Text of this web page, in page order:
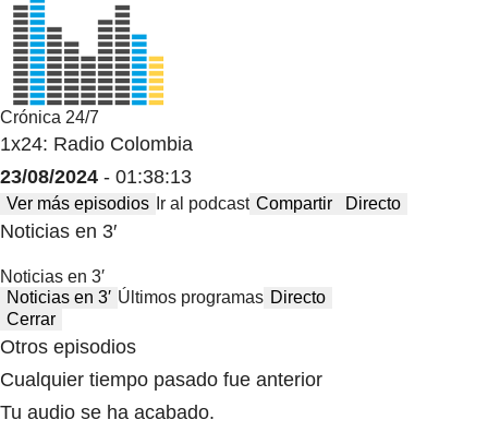
Crónica 24/7
1x24: Radio Colombia
23/08/2024 - 01:38:13
Ver más episodios Ir al podcast Compartir Directo
Noticias en 3′
Noticias en 3′
Noticias en 3′ Últimos programas Directo
Cerrar
Otros episodios
Cualquier tiempo pasado fue anterior
Tu audio se ha acabado.